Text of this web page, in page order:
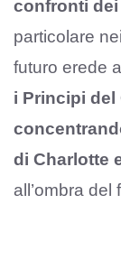
confronti dei
particolare
futuro erede
i Principi del
di Charlotte
all’ombra del